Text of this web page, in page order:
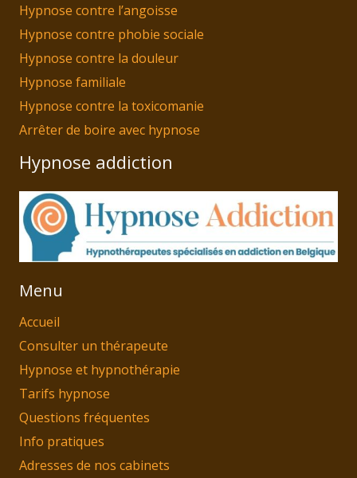
Hypnose contre l’angoisse
Hypnose contre phobie sociale
Hypnose contre la douleur
Hypnose familiale
Hypnose contre la toxicomanie
Arrêter de boire avec hypnose
Hypnose addiction
Menu
Accueil
Consulter un thérapeute
Hypnose et hypnothérapie
Tarifs hypnose
Questions fréquentes
Info pratiques
Adresses de nos cabinets